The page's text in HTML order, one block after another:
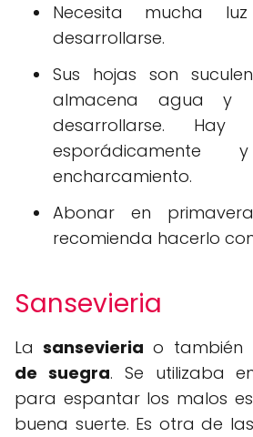
Necesita mucha
desarrollarse.
Sus hojas son
almacena agua y
desarrollarse.
encharcamiento.
Abonar en
recomienda hacerlo
Sansevieria
Lasansevieria o también
de suegra. Se utilizaba
para espantar los malos
buena suerte. Es otra de